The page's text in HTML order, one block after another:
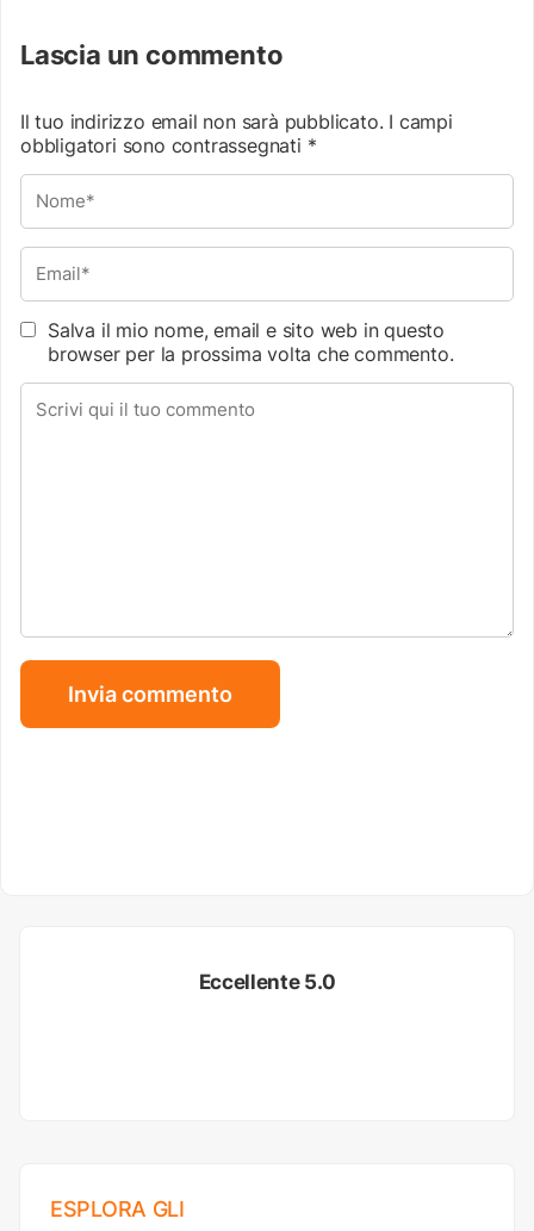
Lascia un commento
Il tuo indirizzo email non sarà pubblicato. I campi
obbligatori sono contrassegnati *
Salva il mio nome, email e sito web in questo
browser per la prossima volta che commento.
Eccellente 5.0
ESPLORA GLI